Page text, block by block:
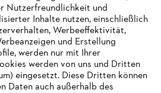
Nutzerfreundlichkeit und
Inhalte nutzen, einschließlich
Werbeeffektivität,
und Erstellung
werden nur mit Ihrer
werden von uns und Dritten
eingesetzt. Diese Dritten können
Daten auch außerhalb des